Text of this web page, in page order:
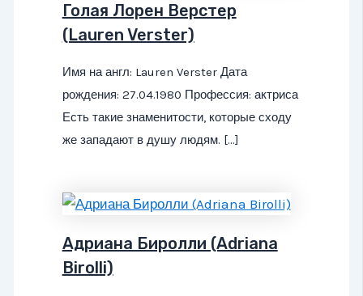
Голая Лорен Верстер
(Lauren Verster)
Имя на англ: Lauren Verster Дата
рождения: 27.04.1980 Профессия: актриса
Есть такие знаменитости, которые сходу
же западают в душу людям. […]
Адриана Биролли (Adriana
Birolli)